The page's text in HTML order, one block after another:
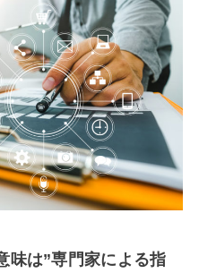
味は”専門家による指